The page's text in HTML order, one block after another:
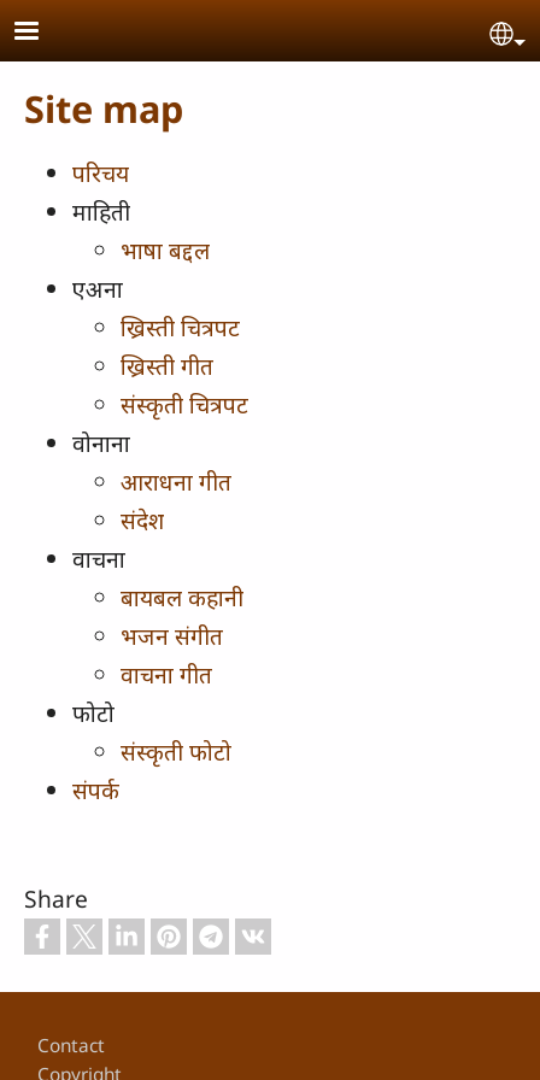
Skip to main content
Site map
परिचय
माहिती
भाषा बद्दल
एअना
ख्रिस्ती चित्रपट
ख्रिस्ती गीत
संस्कृती चित्रपट
वोनाना
आराधना गीत
संदेश
वाचना
बायबल कहानी
भजन संगीत
वाचना गीत
फोटो
संस्कृती फोटो
संपर्क
Share
Footer
Contact